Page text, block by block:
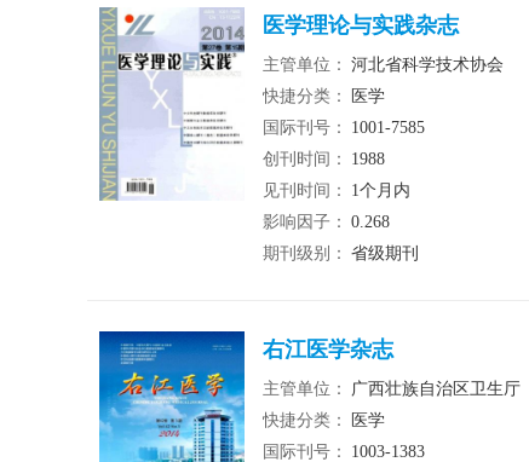
医学理论与实践杂志
主管单位： 河北省科学技术协会
快捷分类：
医学
国际刊号：
1001-7585
创刊时间：
1988
见刊时间：
1个月内
影响因子： 0.268
期刊级别： 省级期刊
右江医学杂志
主管单位： 广西壮族自治区卫生厅
快捷分类：
医学
国际刊号：
1003-1383